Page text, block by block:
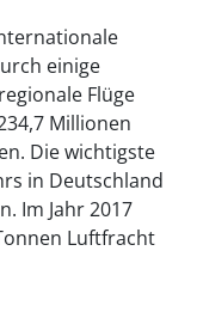
einige
Flüge
Millionen
Die wichtigste
in Deutschland
Im Jahr 2017
Luftfracht